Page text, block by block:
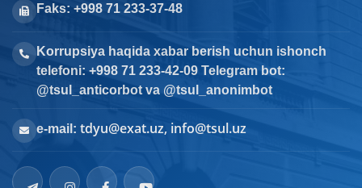
Faks: +998 71 233-37-48
Korrupsiya haqida xabar berish uchun ishonch
telefoni: +998 71 233-42-09 Telegram bot:
@tsul_anticorbot va @tsul_anonimbot
e-mail: tdyu@exat.uz, info@tsul.uz